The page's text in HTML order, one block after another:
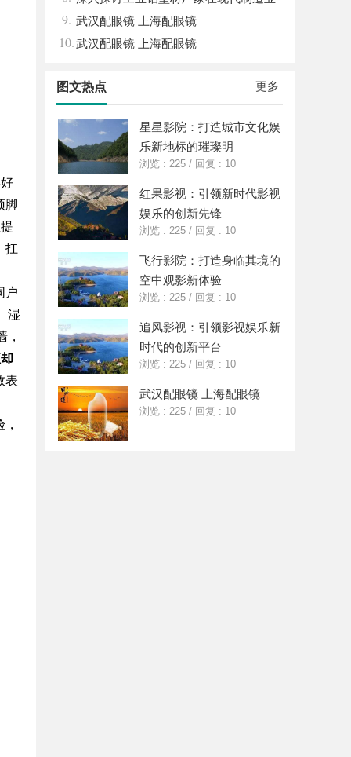
脚
扛
户
湿
，
表
中的重要角色与发展趋势
9. 武汉配眼镜 上海配眼镜
10.武汉配眼镜 上海配眼镜
更多
图文热点
星星影院：打造城市文化娱
乐新地标的璀璨明
浏览 : 225 / 回复 : 10
红果影视：引领新时代影视
娱乐的创新先锋
浏览 : 225 / 回复 : 10
飞行影院：打造身临其境的
空中观影新体验
浏览 : 225 / 回复 : 10
追风影视：引领影视娱乐新
时代的创新平台
浏览 : 225 / 回复 : 10
武汉配眼镜 上海配眼镜
浏览 : 225 / 回复 : 10